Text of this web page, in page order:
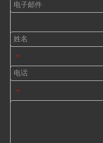
*
*